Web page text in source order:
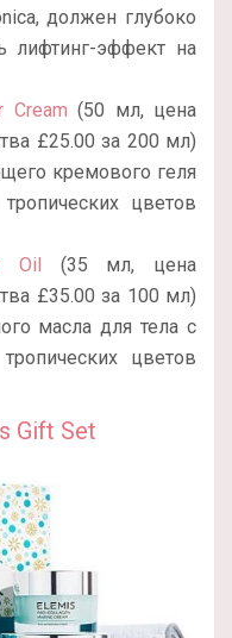
должен глубоко
лифтинг-эффект на
Cream (50 мл, цена
£25.00 за 200 мл)
кремового геля
цветов
Oil (35 мл, цена
£35.00 за 100 мл)
масла для тела с
цветов
Gift Set